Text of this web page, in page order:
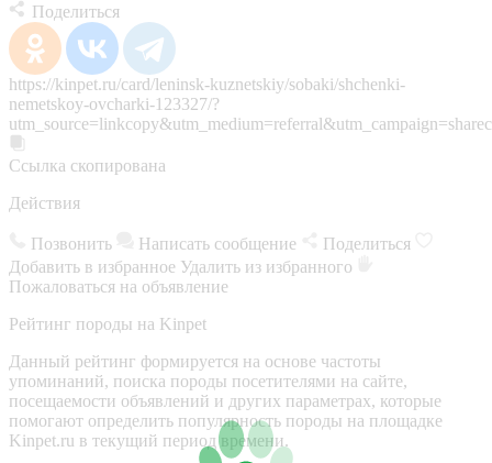
Поделиться
https://kinpet.ru/card/leninsk-kuznetskiy/sobaki/shchenki-
nemetskoy-ovcharki-123327/?
Ссылка скопирована
Действия
Позвонить Написать сообщение
Поделиться
Добавить в избранное Удалить из избранного
Пожаловаться на объявление
Рейтинг породы на Kinpet
Данный рейтинг формируется на основе частоты
упоминаний, поиска породы посетителями на сайте,
посещаемости объявлений и других параметрах, которые
помогают определить популярность породы на площадке
Kinpet.ru в текущий период времени.